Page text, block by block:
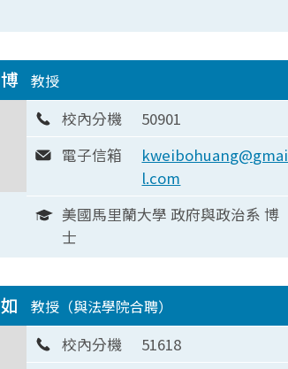
教授
校內分機
50901
電子信箱
kweibohuang@gmai
l.com
美國馬里蘭大學 政府與政治系 博
士
教授（與法學院合聘）
校內分機
51618